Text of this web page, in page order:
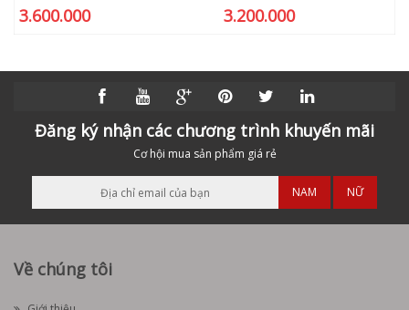
3.600.000 3.200.000
Đăng ký nhận các chương trình khuyến mãi
Cơ hội mua sản phẩm giá rẻ
NAM NỮ
Về chúng tôi